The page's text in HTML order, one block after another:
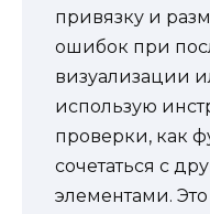
привязку и
ошибок при
визуализации
использую
проверки, как
сочетаться с
элементами.